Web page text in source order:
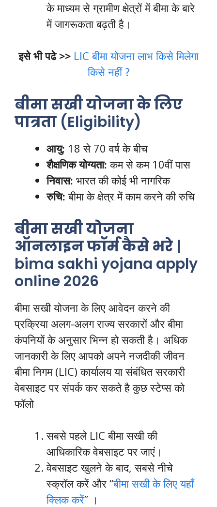
के माध्यम से ग्रामीण क्षेत्रों में बीमा के बारे
में जागरूकता बढ़ती है।
इसे भी पढे >> LIC बीमा योजना लाभ किसे मिलेगा
किसे नहीं ?
बीमा सखी योजना के लिए
पात्रता (Eligibility)
आयु: 18 से 70 वर्ष के बीच
शैक्षणिक योग्यता: कम से कम 10वीं पास
निवास: भारत की कोई भी नागरिक
रुचि: बीमा के क्षेत्र में काम करने की रुचि
बीमा सखी योजना
ऑनलाइन फॉर्म कैसे भरे |
bima sakhi yojana apply
online 2026
बीमा सखी योजना के लिए आवेदन करने की
प्रक्रिया अलग-अलग राज्य सरकारों और बीमा
कंपनियों के अनुसार भिन्न हो सकती है। अधिक
जानकारी के लिए आपको अपने नजदीकी जीवन
बीमा निगम (LIC) कार्यालय या संबंधित सरकारी
वेबसाइट पर संपर्क कर सकते है कुछ स्टेप्स को
फॉलो
सबसे पहले LIC बीमा सखी की
आधिकारिक वेबसाइट पर जाएं।
वेबसाइट खुलने के बाद, सबसे नीचे
स्क्रॉल करें और “बीमा सखी के लिए यहाँ
क्लिक करें” ।